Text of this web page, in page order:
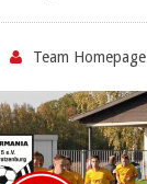
Team Homepage